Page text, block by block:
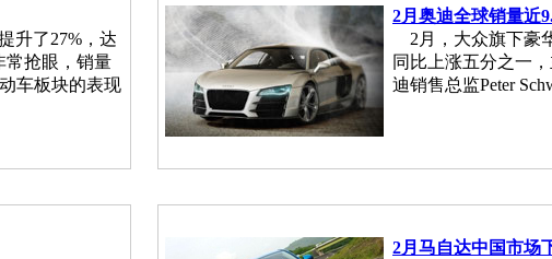
升了27%，达
常抢眼，销量
车板块的表现
2月奥迪全球销量近
2月，大众旗下豪
同比上涨五分之一
迪销售总监Peter
2月马自达中国市场